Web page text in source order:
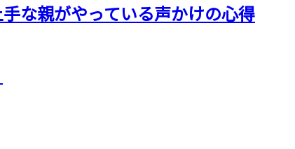
な親がやっている声かけの心得